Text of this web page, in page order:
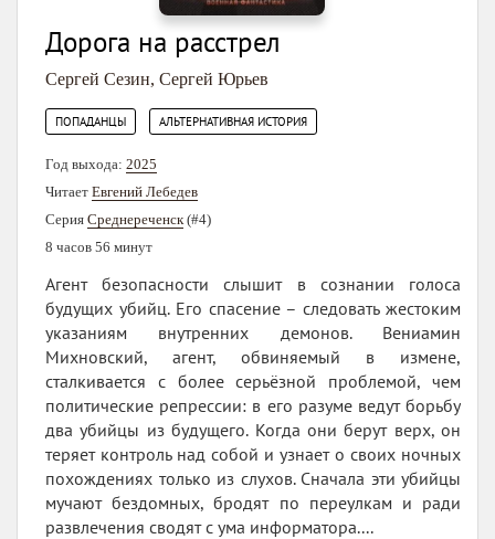
Дорога на расстрел
Сергей Сезин, Сергей Юрьев
ПОПАДАНЦЫ АЛЬТЕРНАТИВНАЯ ИСТОРИЯ
Год выхода: 2025
Читает Евгений Лебедев
Серия Среднереченск (#4)
8 часов 56 минут
Агент безопасности слышит в сознании голоса
будущих убийц. Его спасение – следовать жестоким
указаниям внутренних демонов. Вениамин
Михновский, агент, обвиняемый в измене,
сталкивается с более серьёзной проблемой, чем
политические репрессии: в его разуме ведут борьбу
два убийцы из будущего. Когда они берут верх, он
теряет контроль над собой и узнает о своих ночных
похождениях только из слухов. Сначала эти убийцы
мучают бездомных, бродят по переулкам и ради
развлечения сводят с ума информатора....